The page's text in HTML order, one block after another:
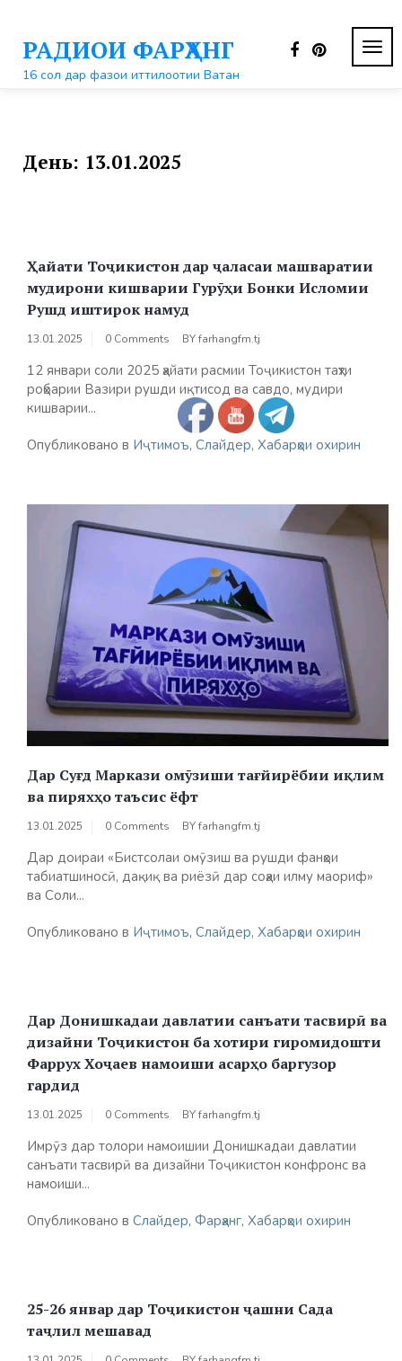
контентуРАДИОИ ФАРҲАНГ
16 сол дар фазои иттилоотии Ватан
День: 13.01.2025
Ҳайати Тоҷикистон дар ҷаласаи машваратии
мудирони кишварии Гурӯҳи Бонки Исломии
Рушд иштирок намуд
13.01.2025 0 Comments BYfarhangfm.tj
12 январи соли 2025 ҳайати расмии Тоҷикистон таҳти
роҳбарии Вазири рушди иқтисод ва савдо, мудири
кишварии...
Опубликовано в Иҷтимоъ, Слайдер, Хабарҳои охирин
Дар Суғд Маркази омӯзиши тағйирёбии иқлим
ва пиряхҳо таъсис ёфт
13.01.2025 0 Comments BYfarhangfm.tj
Дар доираи «Бистсолаи омӯзиш ва рушди фанҳои
табиатшиносӣ, дақиқ ва риёзӣ дар соҳаи илму маориф»
ва Соли...
Опубликовано в Иҷтимоъ, Слайдер, Хабарҳои охирин
Дар Донишкадаи давлатии санъати тасвирӣ ва
дизайни Тоҷикистон ба хотири гиромидошти
Фаррух Хоҷаев намоиши асарҳо баргузор
гардид
13.01.2025 0 Comments BYfarhangfm.tj
Имрӯз дар толори намоишии Донишкадаи давлатии
санъати тасвирӣ ва дизайни Тоҷикистон конфронс ва
намоиши...
Опубликовано в Слайдер, Фарҳанг, Хабарҳои охирин
25-26 январ дар Тоҷикистон ҷашни Сада
таҷлил мешавад